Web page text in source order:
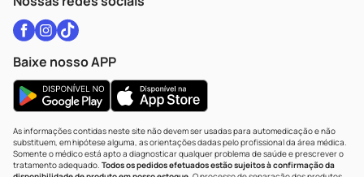
Baixe nosso APP
As informações contidas neste site não devem ser usadas para automedicação e não
substituem, em hipótese alguma, as orientações dadas pelo profissional da área médica.
Somente o médico está apto a diagnosticar qualquer problema de saúde e prescrever o
tratamento adequado. Todos os pedidos efetuados estão sujeitos à confirmação da